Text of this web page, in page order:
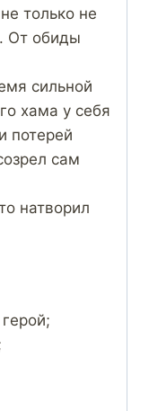
только не
От обиды
сильной
хама у себя
потерей
сам
натворил